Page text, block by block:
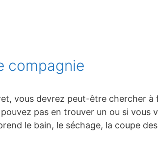
compagnie
vous devrez peut-être chercher
pas en trouver un ou si vous
le bain, le séchage, la coupe